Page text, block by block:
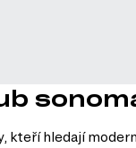
hledají